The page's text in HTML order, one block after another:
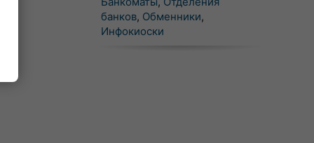
банков, Обменники,
Инфокиоски